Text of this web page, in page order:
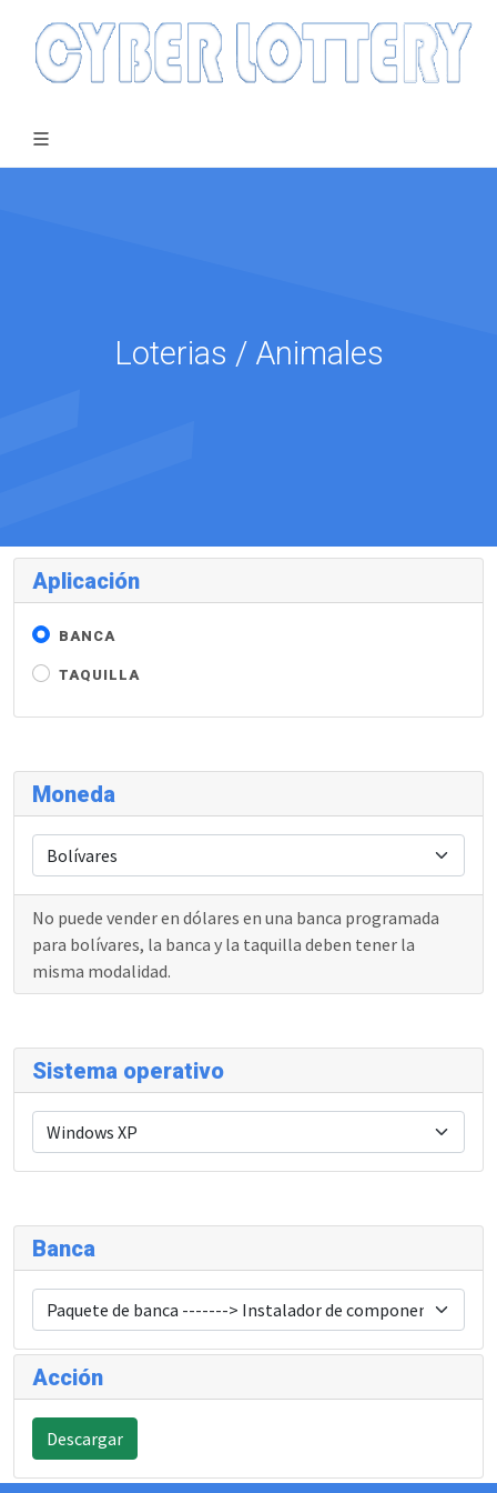
Loterias / Animales
Aplicación
BANCA
TAQUILLA
Moneda
No puede vender en dólares en una banca programada
para bolívares, la banca y la taquilla deben tener la
misma modalidad.
Sistema operativo
Banca
Acción
Descargar